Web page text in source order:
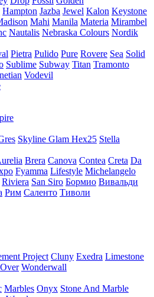
Hampton Jazba Jewel Kalon Keystone
Mahi Manila Materia Mirambel
Nautalis Nebraska Colours Nordik
Pietra Pulido Pure Rovere Sea Solid
Sublime Subway Titan Tramonto
Vodevil
Skyline Glam Hex25 Stella
Brera Canova Contea Creta Da
Fyamma Lifestyle Michelangelo
Riviera San Siro Бормио Вивальди
Рим Саленто Тиволи
Project Cluny Exedra Limestone
Over Wonderwall
Marbles Onyx Stone And Marble